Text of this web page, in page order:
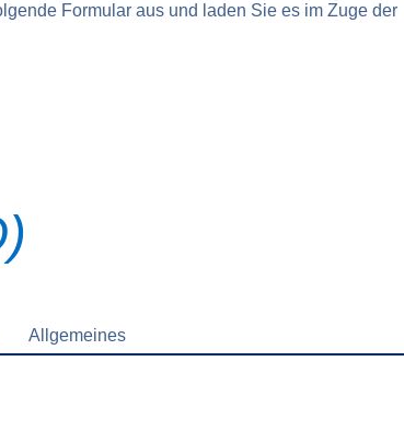
Formular aus und laden Sie es im Zuge der
Allgemeines